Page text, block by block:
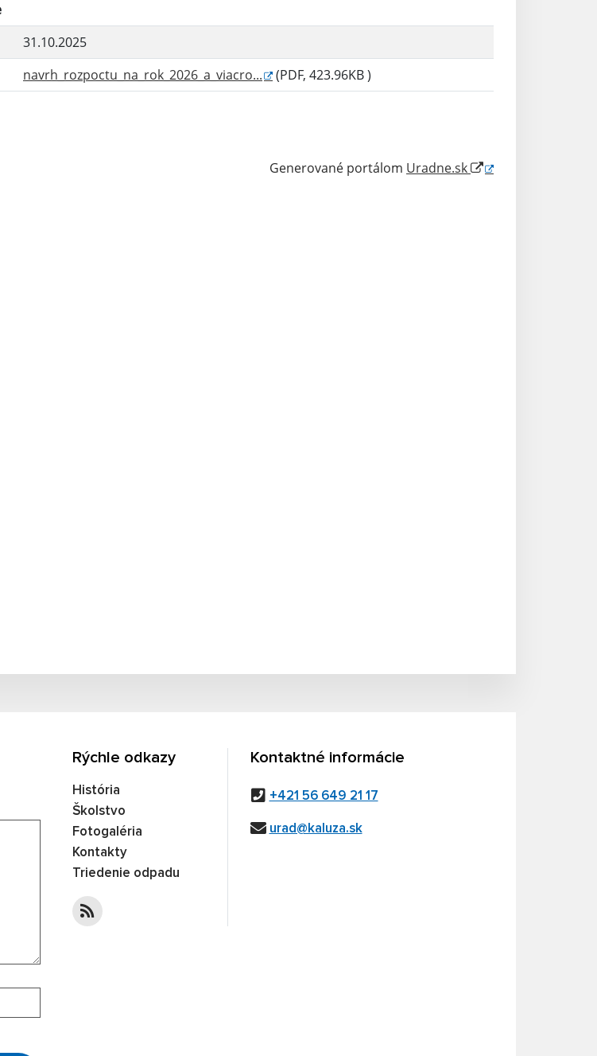
31.10.2025
navrh_rozpoctu_na_rok_2026_a_viacro... (PDF, 423.96KB )
Generované portálom Uradne.sk
správy...
Rýchle odkazy
História
Školstvo
Fotogaléria
Kontakty
Triedenie odpadu
Kontaktné informácie
+421 56 649 21 17
urad@kaluza.sk